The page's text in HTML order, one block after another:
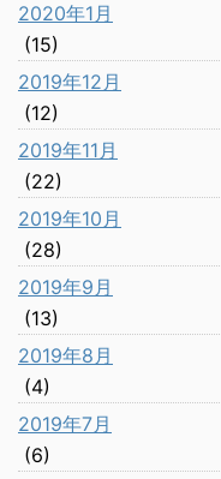
2020年1月
(15)
2019年12月
(12)
2019年11月
(22)
2019年10月
(28)
2019年9月
(13)
2019年8月
(4)
2019年7月
(6)